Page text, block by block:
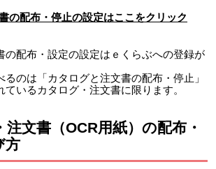
の配布・停止の設定はここをクリック
配布・設定の設定はｅくらぶへの登録が
のは「カタログと注文書の配布・停止」
いるカタログ・注文書に限ります。
注文書（OCR用紙）の配布・
方